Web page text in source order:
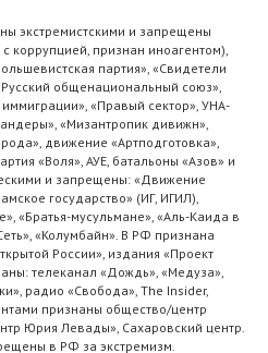
экстремистскими и запрещены
признан иноагентом),
партия», «Свидетели
общенациональный союз»,
«Правый сектор», УНА-
«Мизантропик дивижн»,
движение «Артподготовка»,
«Воля», АУЕ, батальоны «Азов» и
и запрещены: «Движение
государство» (ИГ, ИГИЛ),
«Братья-мусульмане», «Аль-Каида в
«Колумбайн». В РФ признана
России», издания «Проект
телеканал «Дождь», «Медуза»,
радио «Свобода», The Insider,
признаны общество/центр
Юрия Левады», Сахаровский центр.
в РФ за экстремизм.